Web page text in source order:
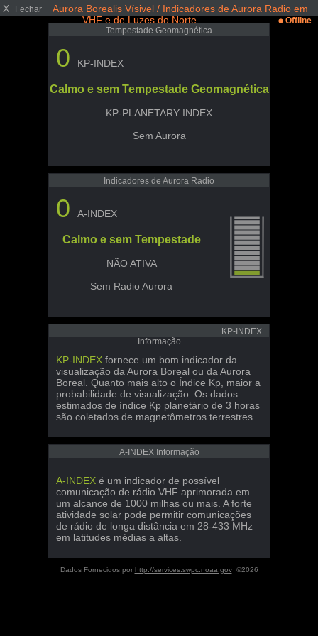
X Fechar
Aurora Borealis Vísivel / Indicadores de Aurora Radio em
VHF e de Luzes do Norte
Offline
Tempestade Geomagnética
0 KP-INDEX
Calmo e sem Tempestade Geomagnética
KP-PLANETARY INDEX
Sem Aurora
Indicadores de Aurora Radio
0 A-INDEX
Calmo e sem Tempestade
NÃO ATIVA
Sem Radio Aurora
KP-INDEX
Informação
KP-INDEX fornece um bom indicador da
visualização da Aurora Boreal ou da Aurora
Boreal. Quanto mais alto o Índice Kp, maior a
probabilidade de visualização. Os dados
estimados de índice Kp planetário de 3 horas
são coletados de magnetômetros terrestres.
A-INDEX Informação
A-INDEX é um indicador de possível
comunicação de rádio VHF aprimorada em
um alcance de 1000 milhas ou mais. A forte
atividade solar pode permitir comunicações
de rádio de longa distância em 28-433 MHz
em latitudes médias a altas.
Dados Fornecidos por http://services.swpc.noaa.gov©2026